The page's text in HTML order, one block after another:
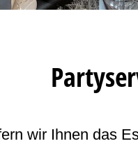
wir Ihnen das